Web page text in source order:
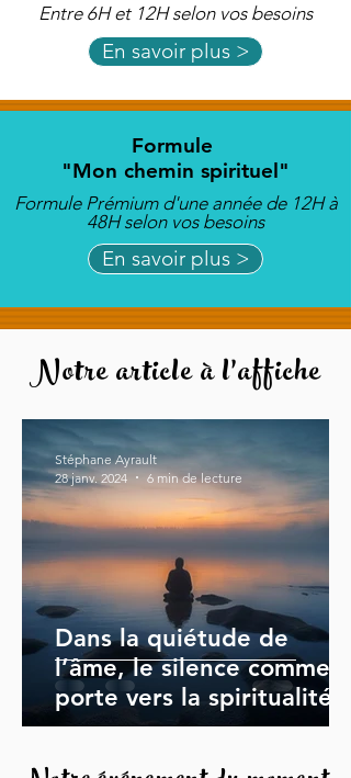
Entre 6H et 12H selon vos besoins
En savoir plus >
Formule
"Mon chemin spirituel"
Formule Prémium d'une année de 12H à
48H selon vos besoins
En savoir plus >
Notre article à l'affiche
Dans la quiétude de
l’âme, le silence comme
porte vers la spiritualité
Stéphane Ayrault
28 janv. 2024
6 min de lecture